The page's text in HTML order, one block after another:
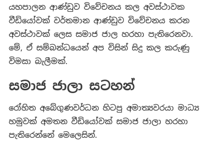
යහපාලන ආණ්ඩුව විවේචනය කල අවස්ථාවක
වීඩියෝවක් වර්තමාන ආණ්ඩුව විවේචනය කරන
අවස්ථාවක් ලෙස සමාජ ජාල හරහා පැතිරෙනවා.
මේ, ඒ සම්බන්ධයෙන් අප විසින් සිදු කල කරුණු
විමසා බැලීමක්.
සමාජ ජාලා සටහන්
රෝහිත අබේගුණවර්ධන හිටපු අමාත්‍යවරයා මාධ්‍ය
හමුවක් අමතන වීඩියෝවක් සමාජ ජාලා හරහා
පැතිරෙන්නේ මෙලෙසින්.